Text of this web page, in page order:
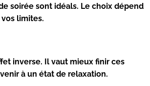
soirée sont idéals. Le choix dépend
limites.
inverse. Il vaut mieux finir ces
à un état de relaxation.